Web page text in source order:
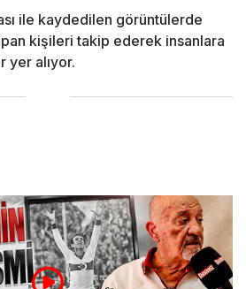
ile kaydedilen görüntülerde
kişileri takip ederek insanlara
yer alıyor.